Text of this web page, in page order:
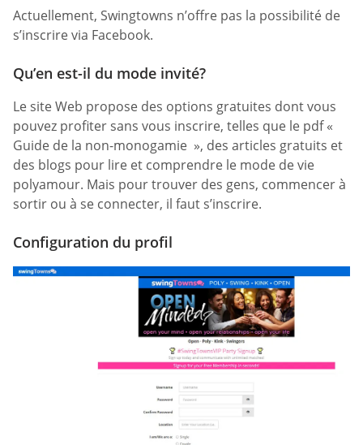
Actuellement, Swingtowns n’offre pas la possibilité de
s’inscrire via Facebook.
Qu’en est-il du mode invité?
Le site Web propose des options gratuites dont vous
pouvez profiter sans vous inscrire, telles que le pdf «
Guide de la non-monogamie », des articles gratuits et
des blogs pour lire et comprendre le mode de vie
polyamour. Mais pour trouver des gens, commencer à
sortir ou à se connecter, il faut s’inscrire.
Configuration du profil